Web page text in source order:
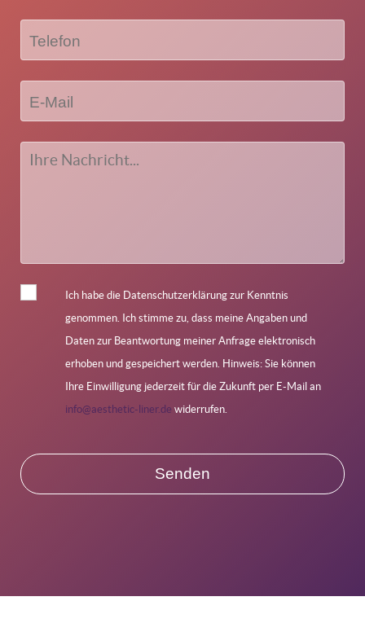
Ich habe die Datenschutzerklärung zur Kenntnis
genommen. Ich stimme zu, dass meine Angaben und
Daten zur Beantwortung meiner Anfrage elektronisch
erhoben und gespeichert werden. Hinweis: Sie können
Ihre Einwilligung jederzeit für die Zukunft per E-Mail an
info@aesthetic-liner.de widerrufen.